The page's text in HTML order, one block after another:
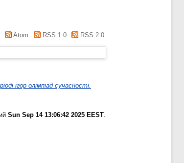
Atom RSS 1.0 RSS 2.0
ігор олімпіад сучасності.
Sun Sep 14 13:06:42 2025 EEST.